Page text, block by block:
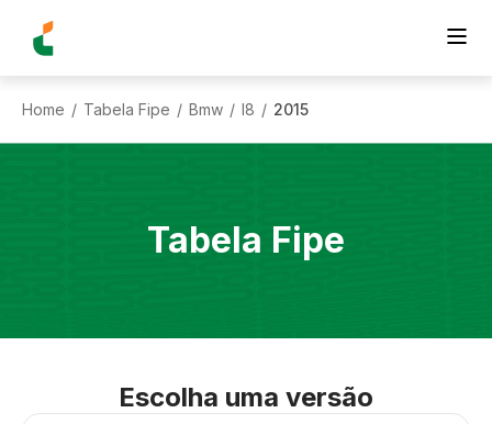
Home / Tabela Fipe / Bmw / I8 / 2015
Tabela Fipe
Escolha uma versão